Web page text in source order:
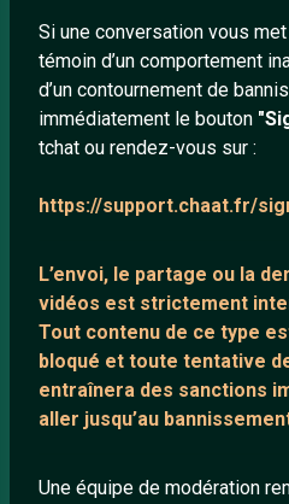
Si une conversation vous
témoin d’un comportement
d’un contournement de
immédiatement le bouton
tchat ou rendez-vous sur :
https://support.chaat.fr/
L’envoi, le partage ou la
vidéos est strictement
Tout contenu de ce type
bloqué et toute tentative
entraînera des sanctions
aller jusqu’au
Une équipe de modération
À PROPOS
Conditions générales
À propos
Mentions légales
Protection mineurs
Blog
Salons de discussion
Communauté
Playlists YouTube